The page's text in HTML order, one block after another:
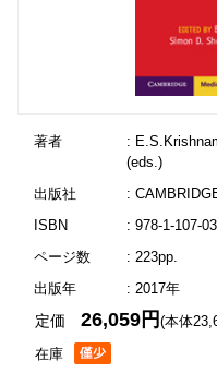
著者
:
(eds.)
出版社
:
ISBN
: 978-1-107-
ページ数
: 223pp.
出版年
: 2017年
在庫
定価26,059円(本体